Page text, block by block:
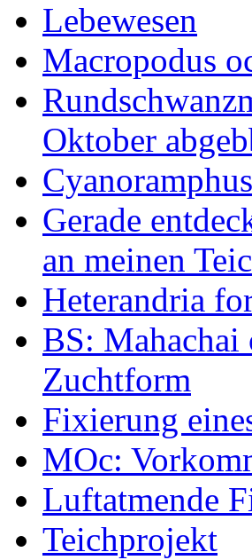
Lebewesen
Macropodus
Oktober
Gerade
an meinen
Heterandria
BS: Mahachai
Zuchtform
Fixierung
MOc:
Luftatmende
Teichprojekt